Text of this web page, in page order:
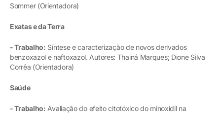
Sommer (Orientadora)
Exatas e da Terra
- Trabalho: Síntese e caracterização de novos derivados
benzoxazol e naftoxazol. Autores: Thainá Marques; Dione Silva
Corrêa (Orientadora)
Saúde
- Trabalho: Avaliação do efeito citotóxico do minoxidil na